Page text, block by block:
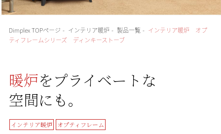
Dimplex TOPページ - インテリア暖炉 - 製品一覧 - インテリア暖炉 オプ
ティフレームシリーズ ディンキーストーブ
暖炉をプライベートな
空間にも。
インテリア暖炉 オプティフレーム